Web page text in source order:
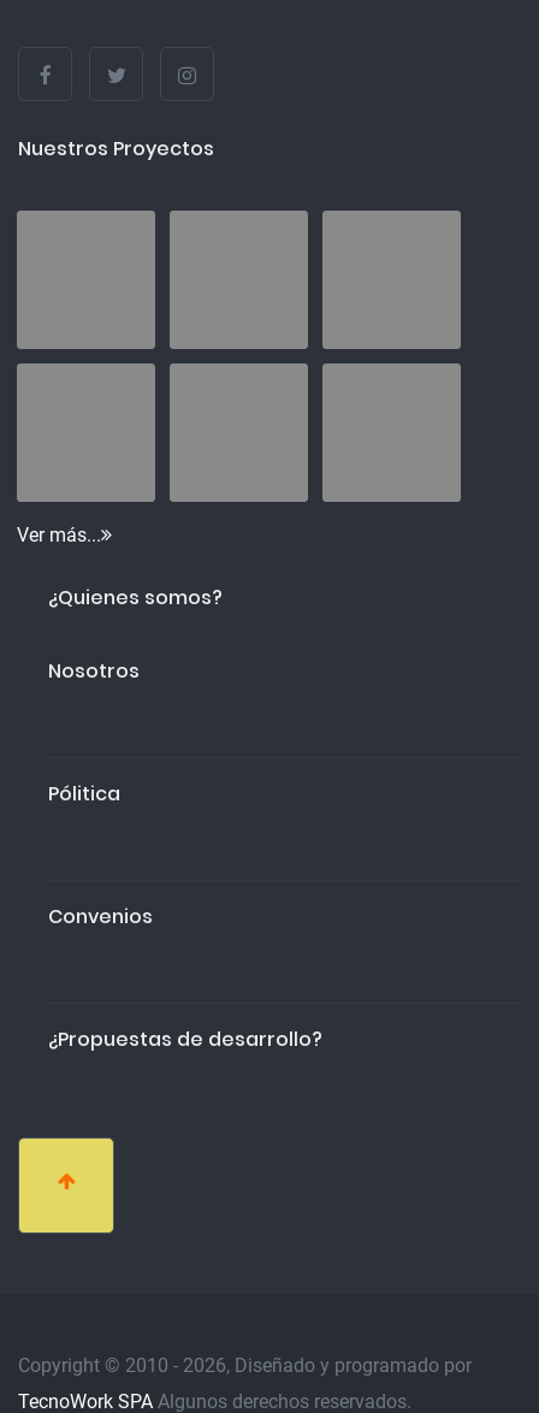
Nuestros Proyectos
Ver más...
¿Quienes somos?
Nosotros
Pólitica
Convenios
¿Propuestas de desarrollo?
Copyright © 2010 - 2026, Diseñado y programado por
TecnoWork SPA Algunos derechos reservados.